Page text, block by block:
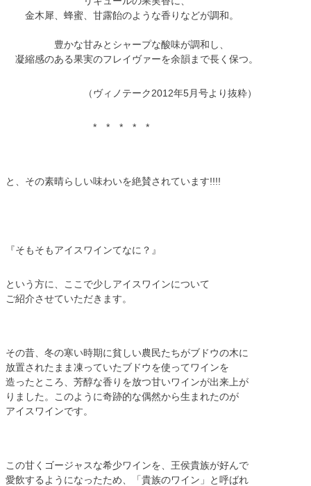
金木犀、蜂蜜、甘露飴のような香りなどが調和。
豊かな甘みとシャープな酸味が調和し、
凝縮感のある果実のフレイヴァーを余韻まで長く保つ。
（ヴィノテーク2012年5月号より抜粋）
* * * * *
と、その素晴らしい味わいを絶賛されています!!!!
『そもそもアイスワインてなに？』
という方に、ここで少しアイスワインについて
ご紹介させていただきます。
その昔、冬の寒い時期に貧しい農民たちがブドウの木に
放置されたまま凍っていたブドウを使ってワインを
造ったところ、芳醇な香りを放つ甘いワインが出来上が
りました。このように奇跡的な偶然から生まれたのが
アイスワインです。
この甘くゴージャスな希少ワインを、王侯貴族が好んで
愛飲するようになったため、「貴族のワイン」と呼ばれ